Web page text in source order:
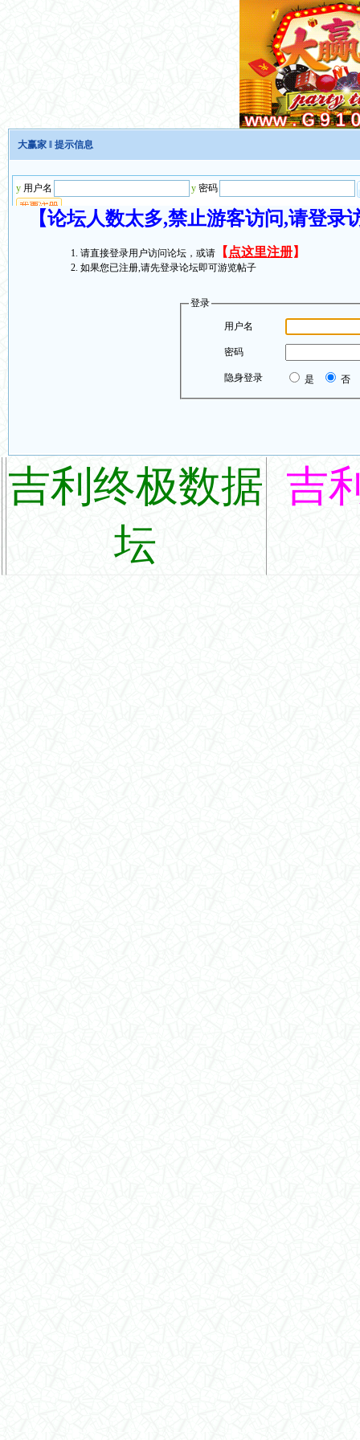
大赢家 ‖ 提示信息
【论坛人数太多,禁止游客访问,请登
请直接登录用户访问论坛，或请 【 点这里注册】
如果您已注册,请先登录论坛即可游览帖子
登录
用户名
密码
隐身登录 是 否
吉利终极数据
坛
吉